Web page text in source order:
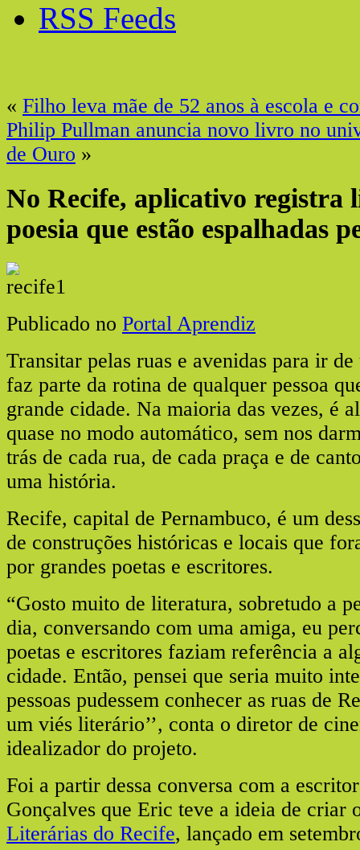
RSS Feeds
« Filho leva mãe de 52 anos à escola e
Philip Pullman anuncia novo livro no
de Ouro »
No Recife, aplicativo registra
poesia que estão espalhadas
Publicado no Portal Aprendiz
Transitar pelas ruas e avenidas para ir
faz parte da rotina de qualquer pessoa
grande cidade. Na maioria das vezes, é
quase no modo automático, sem nos
trás de cada rua, de cada praça e de
uma história.
Recife, capital de Pernambuco, é um
de construções históricas e locais que
por grandes poetas e escritores.
“Gosto muito de literatura, sobretudo a
dia, conversando com uma amiga, eu
poetas e escritores faziam referência a
cidade. Então, pensei que seria muito
pessoas pudessem conhecer as ruas de
um viés literário’’, conta o diretor de
idealizador do projeto.
Foi a partir dessa conversa com a
Gonçalves que Eric teve a ideia de criar
Literárias do Recife, lançado em